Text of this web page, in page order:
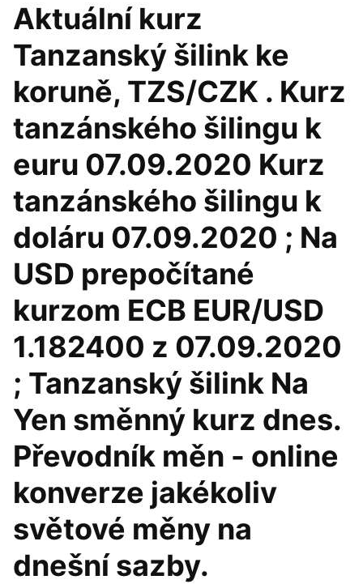
Aktuální kurz
Tanzanský šilink ke
koruně, TZS/CZK . Kurz
tanzánského šilingu k
euru 07.09.2020 Kurz
tanzánského šilingu k
doláru 07.09.2020 ; Na
USD prepočítané
kurzom ECB EUR/USD
1.182400 z 07.09.2020
; Tanzanský šilink Na
Yen směnný kurz dnes.
Převodník měn - online
konverze jakékoliv
světové měny na
dnešní sazby.